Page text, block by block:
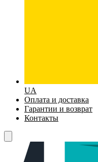
UA
Оплата и доставка
Гарантии и возврат
Контакты